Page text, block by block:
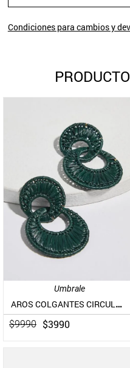
Condiciones para cambios y
Umbrale
AROS COLGANTES CIRCULARES DE RAFFIA
$9990 $3990